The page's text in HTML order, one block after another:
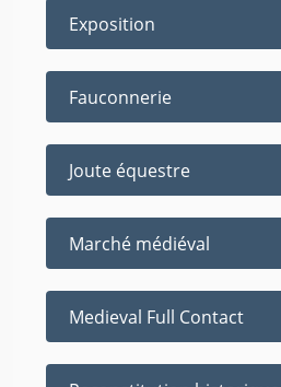
Exposition
Fauconnerie
Joute équestre
Marché médiéval
Medieval Full Contact